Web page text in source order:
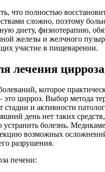
что полностью
сложно, поэтому
диету, физиотерапию,
железы и желчного
участие в пищеварении.
лечения
которое
это цирроз. Выбор метода
стадии и активности
день нет таких
болезнь.
возможных
разрушения.
печени: